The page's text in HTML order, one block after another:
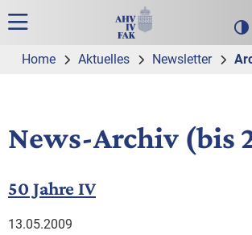
Zur Hauptnavigation
Zum Inhalt
Suche
Hauptnavigation
Home Aktuelles Newsletter
News-Archiv (bis
50 Jahre IV
13.05.2009